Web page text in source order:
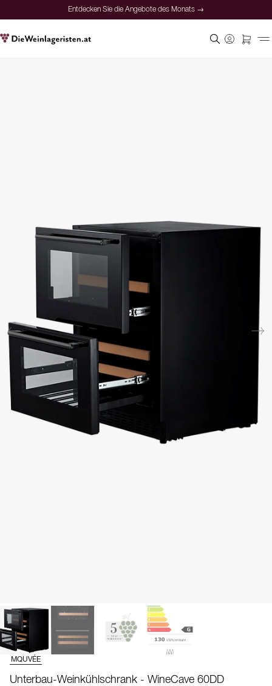
Entdecken Sie die Angebote des Monats →
MQUVÉE
Unterbau-Weinkühlschrank - WineCave 60DD